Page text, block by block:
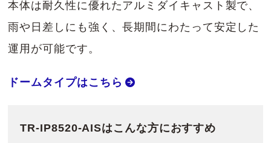
本体は耐久性に優れたアルミダイキャスト製で、
雨や日差しにも強く、長期間にわたって安定した
運用が可能です。
ドームタイプはこちら
TR-IP8520-AISはこんな方におすすめ